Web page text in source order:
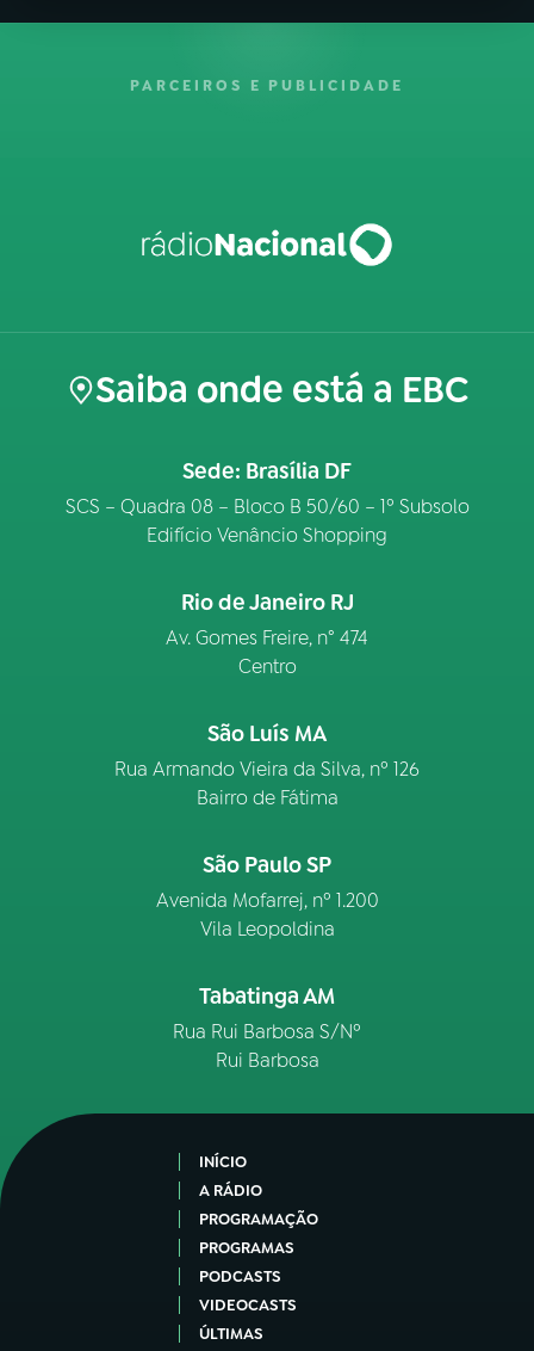
PARCEIROS E PUBLICIDADE
Saiba onde está a EBC
Sede: Brasília DF
SCS – Quadra 08 – Bloco B 50/60 – 1º Subsolo
Edifício Venâncio Shopping
Rio de Janeiro RJ
Av. Gomes Freire, n° 474
Centro
São Luís MA
Rua Armando Vieira da Silva, nº 126
Bairro de Fátima
São Paulo SP
Avenida Mofarrej, nº 1.200
Vila Leopoldina
Tabatinga AM
Rua Rui Barbosa S/Nº
Rui Barbosa
INÍCIO
A RÁDIO
PROGRAMAÇÃO
PROGRAMAS
PODCASTS
VIDEOCASTS
ÚLTIMAS